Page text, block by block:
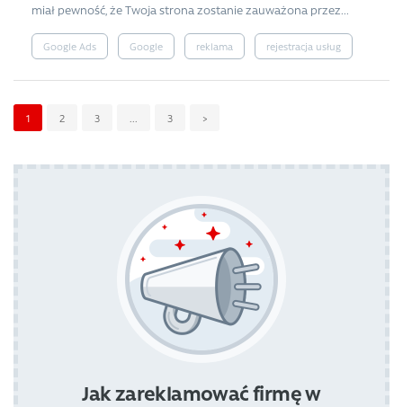
miał pewność, że Twoja strona zostanie zauważona przez...
Google Ads Google reklama rejestracja usług
1 2 3 ... 3 >
Jak zareklamować firmę w